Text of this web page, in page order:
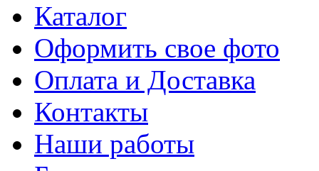
Каталог
Оформить свое фото
Оплата и Доставка
Контакты
Наши работы